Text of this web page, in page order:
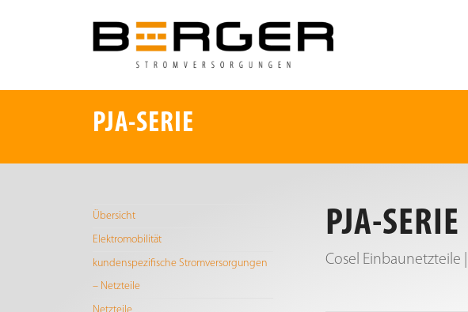
PJA-SERIE
Übersicht
Elektromobilität
kundenspezifische Stromversorgungen
– Netzteile
PJA-SERIE
Cosel Einbaunetzteile |